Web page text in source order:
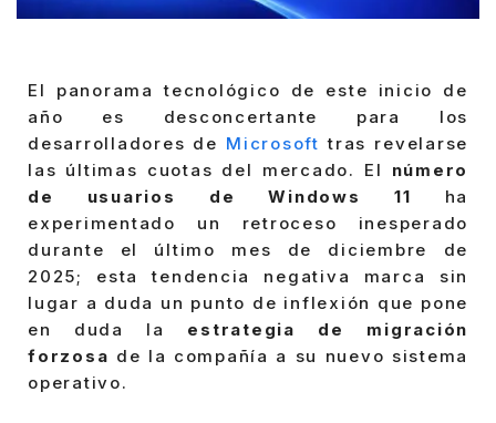
El panorama tecnológico de este inicio de
año es desconcertante para los
desarrolladores de Microsoft tras revelarse
las últimas cuotas del mercado. El número
de usuarios de Windows 11 ha
experimentado un retroceso inesperado
durante el último mes de diciembre de
2025; esta tendencia negativa marca sin
lugar a duda un punto de inflexión que pone
en duda la estrategia de migración
forzosa de la compañía a su nuevo sistema
operativo.